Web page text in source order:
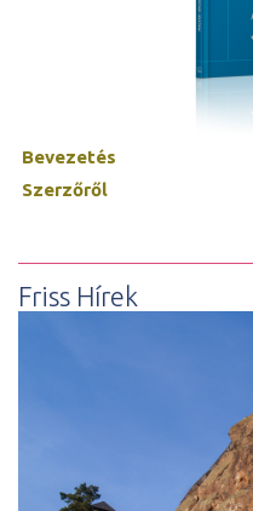
Bevezetés
Szerzőről
Friss Hírek